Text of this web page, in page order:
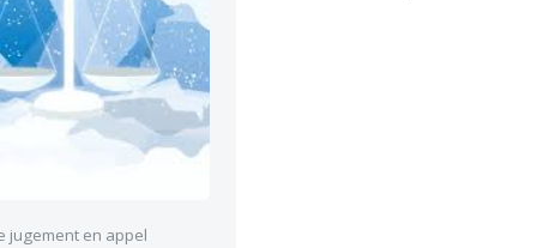
jugement en appel